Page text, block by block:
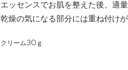
エッセンスでお肌を整えた後、適
乾燥の気になる部分には重ね付けが
クリーム30ｇ